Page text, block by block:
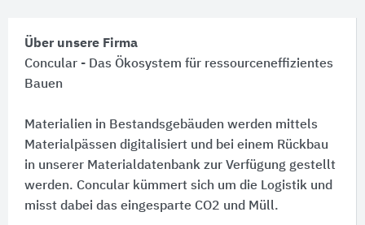
Über unsere Firma
Concular - Das Ökosystem für ressourceneffizientes
Bauen
Materialien in Bestandsgebäuden werden mittels
Materialpässen digitalisiert und bei einem Rückbau
in unserer Materialdatenbank zur Verfügung gestellt
werden. Concular kümmert sich um die Logistik und
misst dabei das eingesparte CO2 und Müll.